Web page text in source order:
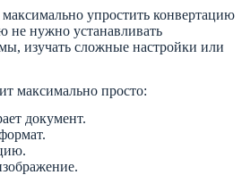
упростить конвертацию
не нужно устанавливать
изучать сложные настройки или
максимально просто:
документ.